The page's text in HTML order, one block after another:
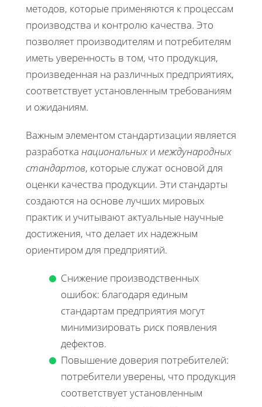
методов, которые применяются к процессам
производства и контролю качества. Это
позволяет производителям и потребителям
иметь уверенность в том, что продукция,
произведенная на различных предприятиях,
соответствует установленным требованиям
и ожиданиям.
Важным элементом стандартизации является
разработка национальных и международных
стандартов, которые служат основой для
оценки качества продукции. Эти стандарты
создаются на основе лучших мировых
практик и учитывают актуальные научные
достижения, что делает их надежным
ориентиром для предприятий.
Снижение производственных
ошибок: благодаря единым
стандартам предприятия могут
минимизировать риск появления
дефектов.
Повышение доверия потребителей:
потребители уверены, что продукция
соответствует установленным